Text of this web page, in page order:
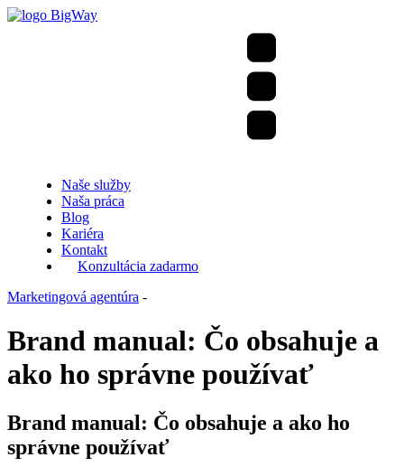
Naše služby
Naša práca
Blog
Kariéra
Kontakt
Konzultácia zadarmo
Marketingová agentúra -
Brand manual: Čo obsahuje a
ako ho správne používať
Brand manual: Čo obsahuje a ako ho
správne používať